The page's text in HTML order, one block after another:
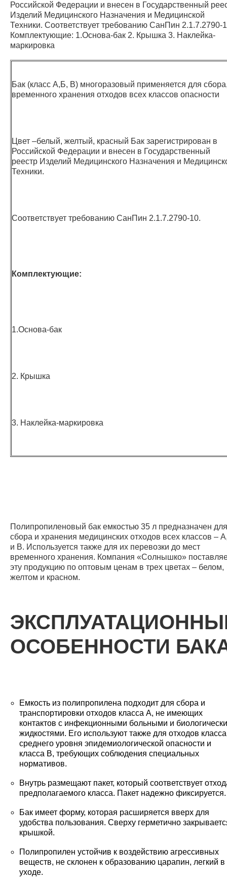
Российской Федерации и внесен в Государственный
Изделий Медицинского Назначения и Медицинской
Техники. Cоответствует требованию СанПин 2.1.7.2790-
Комплектующие: 1.Основа-бак 2. Крышка 3. Наклейка-
маркировка
Бак (класс А,Б, В) многоразовый применяется для
временного хранения отходов всех классов опасности
Цвет –белый, желтый, красный Бак зарегистрирован в
Российской Федерации и внесен в Государственный
реестр Изделий Медицинского Назначения и
Техники.
Cоответствует требованию СанПин 2.1.7.2790-10.
Комплектующие:
1.Основа-бак
2. Крышка
3. Наклейка-маркировка
Полипропиленовый бак емкостью 35 л предназначен для
сбора и хранения медицинских отходов всех классов –
и В. Используется также для их перевозки до мест
временного хранения. Компания «Солнышко»
эту продукцию по оптовым ценам в трех цветах – белом,
желтом и красном.
ОСОБЕННОСТИ
Емкость из полипропилена подходит для сбора и
транспортировки отходов класса А, не имеющих
контактов с инфекционными больными и
жидкостями. Его используют также для отходов
среднего уровня эпидемиологической опасности и
класса В, требующих соблюдения специальных
нормативов.
Внутрь размещают пакет, который соответствует
предполагаемого класса. Пакет надежно фиксируется.
Бак имеет форму, которая расширяется вверх для
удобства пользования. Сверху герметично
крышкой.
Полипропилен устойчив к воздействию агрессивных
веществ, не склонен к образованию царапин, легкий в
уходе.